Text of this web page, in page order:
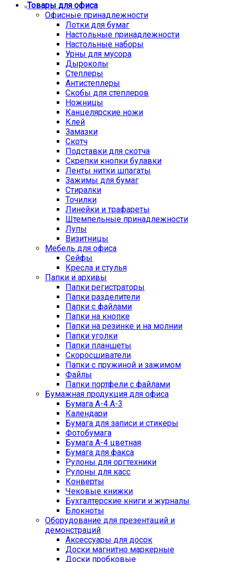
Товары для офиса
Офисные принадлежности
Лотки для бумаг
Настольные принадлежности
Настольные наборы
Урны для мусора
Дыроколы
Степлеры
Антистеплеры
Скобы для степлеров
Ножницы
Канцелярские ножи
Клей
Замазки
Скотч
Подставки для скотча
Скрепки кнопки булавки
Ленты нитки шпагаты
Зажимы для бумаг
Стиралки
Точилки
Линейки и трафареты
Штемпельные принадлежности
Лупы
Визитницы
Мебель для офиса
Сейфы
Кресла и стулья
Папки и архивы
Папки регистраторы
Папки разделители
Папки с файлами
Папки на кнопке
Папки на резинке и на молнии
Папки уголки
Папки планшеты
Скоросшиватели
Папки с пружиной и зажимом
Файлы
Папки портфели с файлами
Бумажная продукция для офиса
Бумага А-4 А-3
Календари
Бумага для записи и стикеры
Фотобумага
Бумага А-4 цветная
Бумага для факса
Рулоны для оргтехники
Рулоны для касс
Конверты
Чековые книжки
Бухгалтерские книги и журналы
Блокноты
Оборудование для презентаций и
демонстраций
Аксессуары для досок
Доски магнитно маркерные
Доски пробковые